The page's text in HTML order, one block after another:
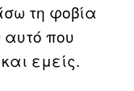
τη φοβία
αυτό που
εμείς.